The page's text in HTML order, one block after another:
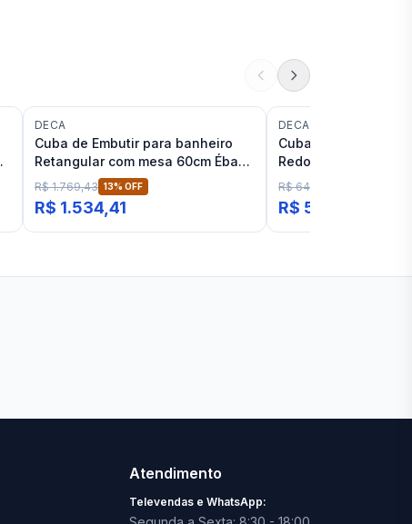
DECA
Cuba de Embutir para banheiro
Retangular com mesa 60cm Ébano
Fosco Deca L.33060
R$ 1.769,43 13% OFF
R$ 1.534,41
DECA
Cuba de Apoio para
Redonda 30cm
L.12030
R$ 641,72
R$ 544,41
Atendimento
Televendas e WhatsApp: